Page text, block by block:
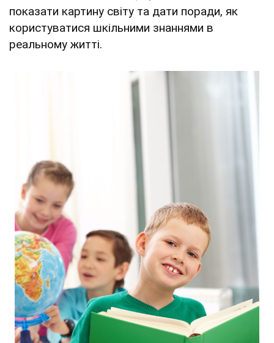
показати картину світу та дати поради, як
користуватися шкільними знаннями в
реальному житті.